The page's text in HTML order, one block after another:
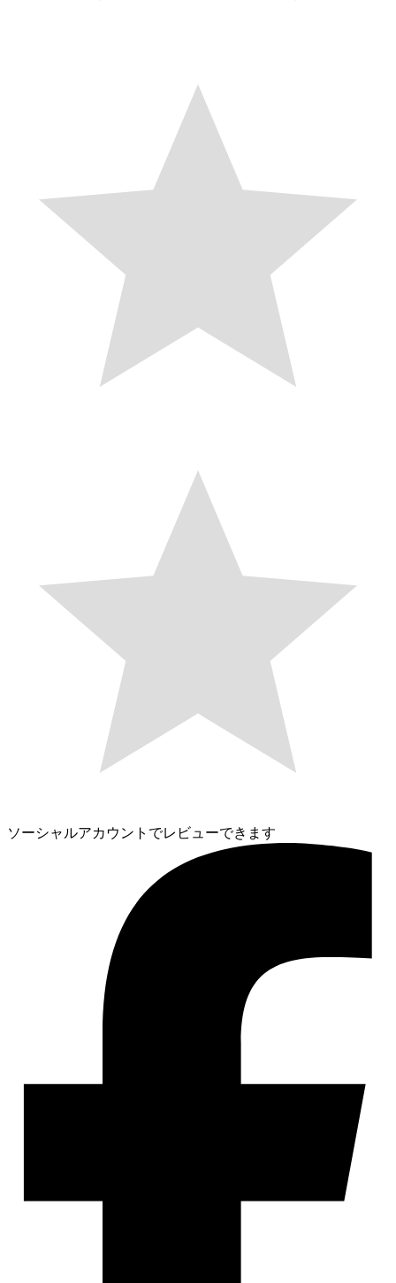
ソーシャルアカウントでレビューできます